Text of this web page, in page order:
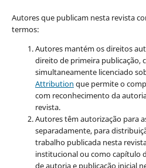
Autores que publicam nesta revista
termos:
Autores mantém os direitos
direito de primeira publicação,
simultaneamente licenciado
Attribution que permite o
com reconhecimento da
revista.
Autores têm autorização para
separadamente, para
trabalho publicada nesta
institucional ou como capítulo
de autoria e publicação inicial